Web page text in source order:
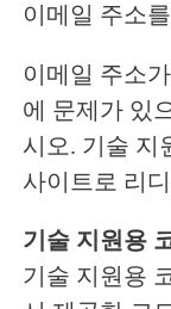
이메일 주소
이메일 주소
에 문제가 있
시오. 기술 지
사이트로 리
기술 지원용
기술 지원용